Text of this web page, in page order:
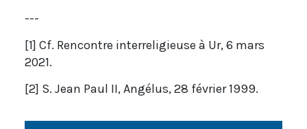
---
[1] Cf. Rencontre interreligieuse à Ur, 6 mars
2021.
[2] S. Jean Paul II, Angélus, 28 février 1999.